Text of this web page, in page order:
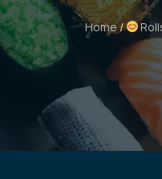
Home/